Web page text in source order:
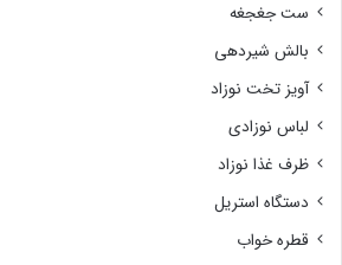
ست جغجغه
بالش شیردهی
آویز تخت نوزاد
لباس نوزادی
ظرف غذا نوزاد
دستگاه استریل
قطره خواب